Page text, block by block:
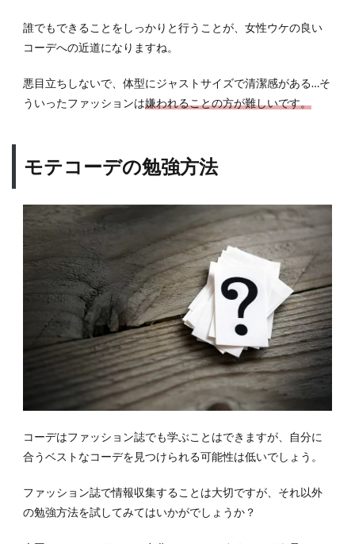
誰でもできることをしっかりと行うことが、女性ウケの良い
コーデへの近道になりますね。
悪目立ちしないで、体型にジャストサイズで清潔感がある…そ
ういったファッションは嫌われることの方が難しいです。
モテコーデの勉強方法
コーデはファッション誌でも学ぶことはできますが、自分に
合うベストなコーデを見つけられる可能性は低いでしょう。
ファッション誌で情報収集することは大切ですが、それ以外
の勉強方法を試してみてはいかがでしょうか？